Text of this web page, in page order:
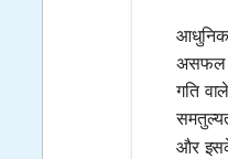
आधुनिक
असफल
गति
और